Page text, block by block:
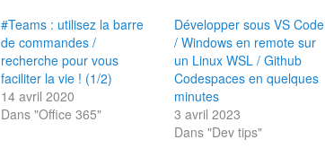
#Teams : utilisez la barre
de commandes /
recherche pour vous
faciliter la vie ! (1/2)
14 avril 2020
Dans "Office 365"
Développer sous VS Code
/ Windows en remote sur
un Linux WSL / Github
Codespaces en quelques
minutes
3 avril 2023
Dans "Dev tips"